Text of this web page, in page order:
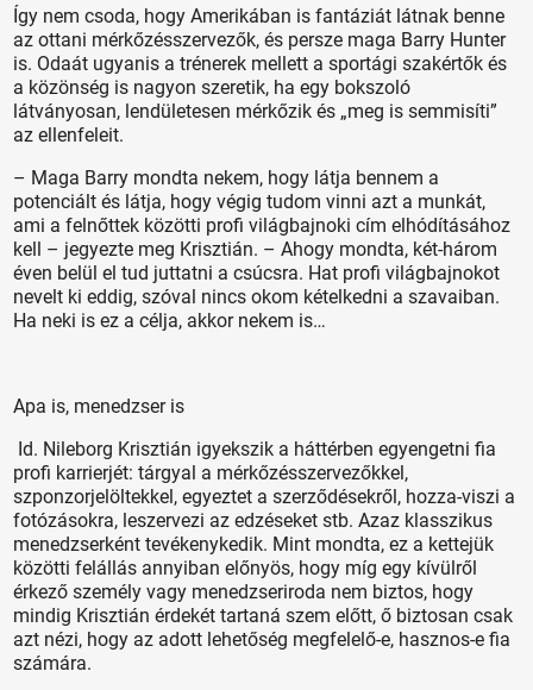
Így nem csoda, hogy Amerikában is fantáziát látnak benne
az ottani mérkőzésszervezők, és persze maga Barry Hunter
is. Odaát ugyanis a trénerek mellett a sportági szakértők és
a közönség is nagyon szeretik, ha egy bokszoló
látványosan, lendületesen mérkőzik és „meg is semmisíti”
az ellenfeleit.
– Maga Barry mondta nekem, hogy látja bennem a
potenciált és látja, hogy végig tudom vinni azt a munkát,
ami a felnőttek közötti profi világbajnoki cím elhódításához
kell – jegyezte meg Krisztián. – Ahogy mondta, két-három
éven belül el tud juttatni a csúcsra. Hat profi világbajnokot
nevelt ki eddig, szóval nincs okom kételkedni a szavaiban.
Ha neki is ez a célja, akkor nekem is…
Apa is, menedzser is
Id. Nileborg Krisztián igyekszik a háttérben egyengetni fia
profi karrierjét: tárgyal a mérkőzésszervezőkkel,
szponzorjelöltekkel, egyeztet a szerződésekről, hozza-viszi a
fotózásokra, leszervezi az edzéseket stb. Azaz klasszikus
menedzserként tevékenykedik. Mint mondta, ez a kettejük
közötti felállás annyiban előnyös, hogy míg egy kívülről
érkező személy vagy menedzseriroda nem biztos, hogy
mindig Krisztián érdekét tartaná szem előtt, ő biztosan csak
azt nézi, hogy az adott lehetőség megfelelő-e, hasznos-e fia
számára.